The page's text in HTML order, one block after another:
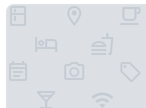
THE HAVEN Bali Seminyak